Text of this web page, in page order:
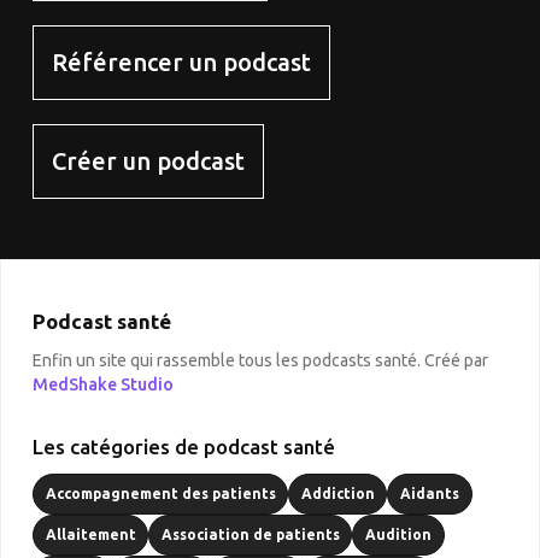
Référencer un podcast
Créer un podcast
Podcast santé
Enfin un site qui rassemble tous les podcasts santé. Créé par
MedShake Studio
Les catégories de podcast santé
Accompagnement des patients Addiction Aidants
Allaitement Association de patients Audition